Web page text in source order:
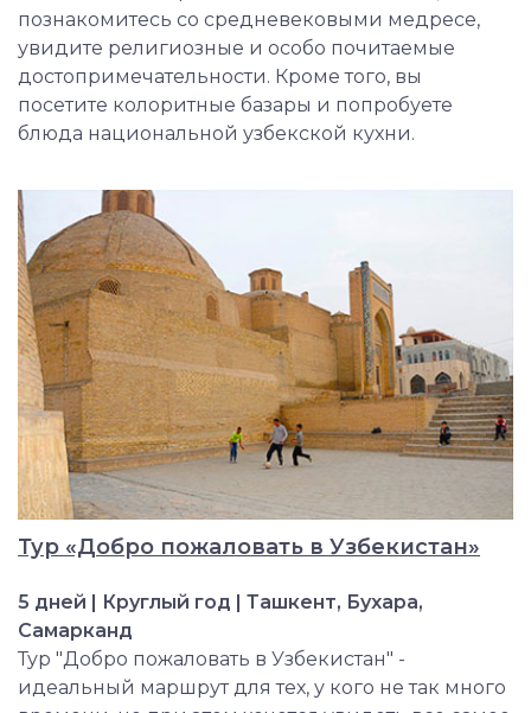
познакомитесь со средневековыми медресе,
увидите религиозные и особо почитаемые
достопримечательности. Кроме того, вы
посетите колоритные базары и попробуете
блюда национальной узбекской кухни.
Тур «Добро пожаловать в Узбекистан»
5 дней | Круглый год | Ташкент, Бухара,
Самарканд
Тур "Добро пожаловать в Узбекистан" -
идеальный маршрут для тех, у кого не так много